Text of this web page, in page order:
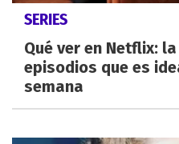
SERIES
Qué ver en Netflix:
episodios que es
semana